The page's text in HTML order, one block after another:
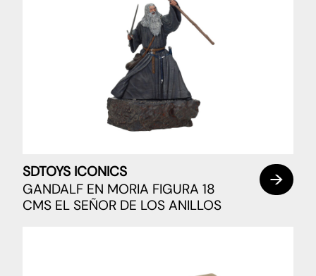
SDTOYS ICONICS
GANDALF EN MORIA FIGURA 18
CMS EL SEÑOR DE LOS ANILLOS